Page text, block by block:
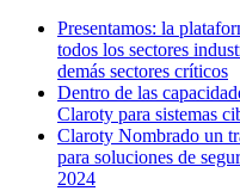
Presentamos: la
todos los sectores
demás sectores críticos
Dentro de las
Claroty para sistemas
Claroty Nombrado un
para soluciones de
2024